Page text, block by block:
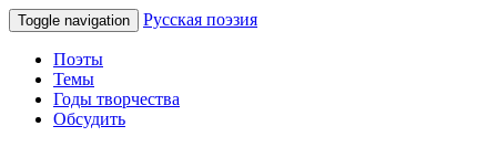
Toggle navigation Русская поэзия
Поэты
Темы
Годы творчества
Обсудить